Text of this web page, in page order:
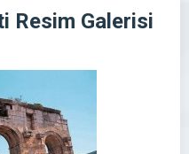
Resim Galerisi